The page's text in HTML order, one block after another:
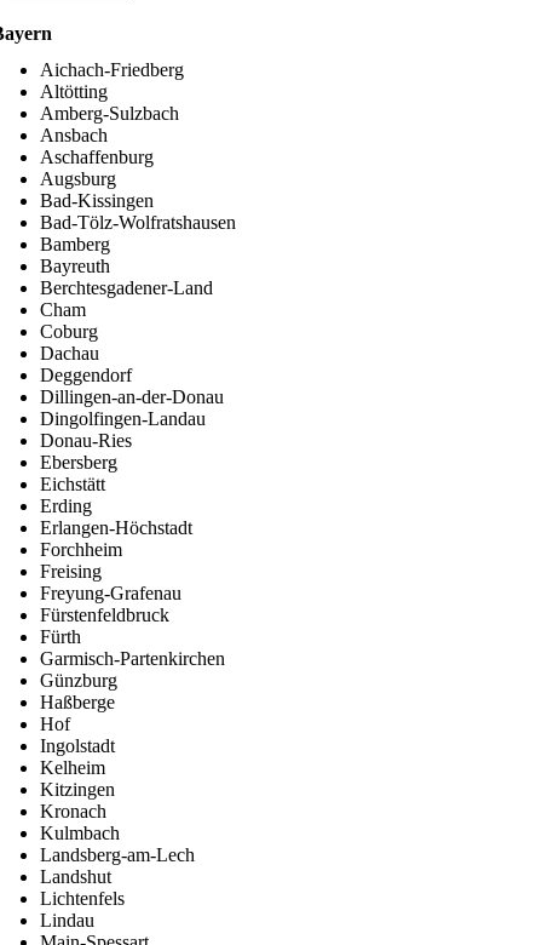
Aichach-Friedberg
Altötting
Amberg-Sulzbach
Ansbach
Aschaffenburg
Augsburg
Bad-Kissingen
Bad-Tölz-Wolfratshausen
Bamberg
Bayreuth
Berchtesgadener-Land
Cham
Coburg
Dachau
Deggendorf
Dillingen-an-der-Donau
Dingolfingen-Landau
Donau-Ries
Ebersberg
Eichstätt
Erding
Erlangen-Höchstadt
Forchheim
Freising
Freyung-Grafenau
Fürstenfeldbruck
Fürth
Garmisch-Partenkirchen
Günzburg
Haßberge
Hof
Ingolstadt
Kelheim
Kitzingen
Kronach
Kulmbach
Landsberg-am-Lech
Landshut
Lichtenfels
Lindau